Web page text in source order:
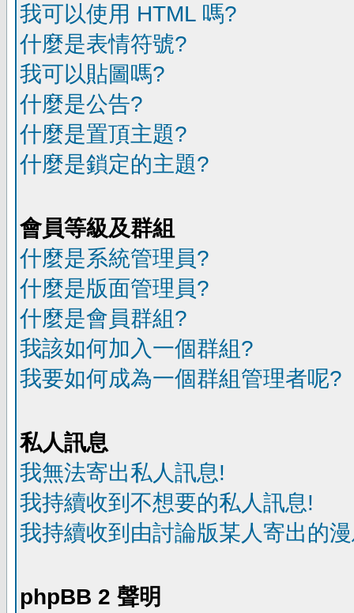
我可以使用 HTML 嗎?
什麼是表情符號?
我可以貼圖嗎?
什麼是公告?
什麼是置頂主題?
什麼是鎖定的主題?
會員等級及群組
什麼是系統管理員?
什麼是版面管理員?
什麼是會員群組?
我該如何加入一個群組?
我要如何成為一個群組管理者呢?
私人訊息
我無法寄出私人訊息!
我持續收到不想要的私人訊息!
我持續收到由討論版某人寄出的
phpBB 2 聲明